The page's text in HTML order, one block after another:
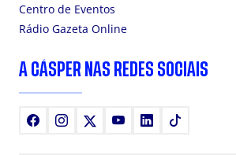
Centro de Eventos
Rádio Gazeta Online
A CÁSPER NAS REDES SOCIAIS
FacebookInstagram YoutubeLinkedIn